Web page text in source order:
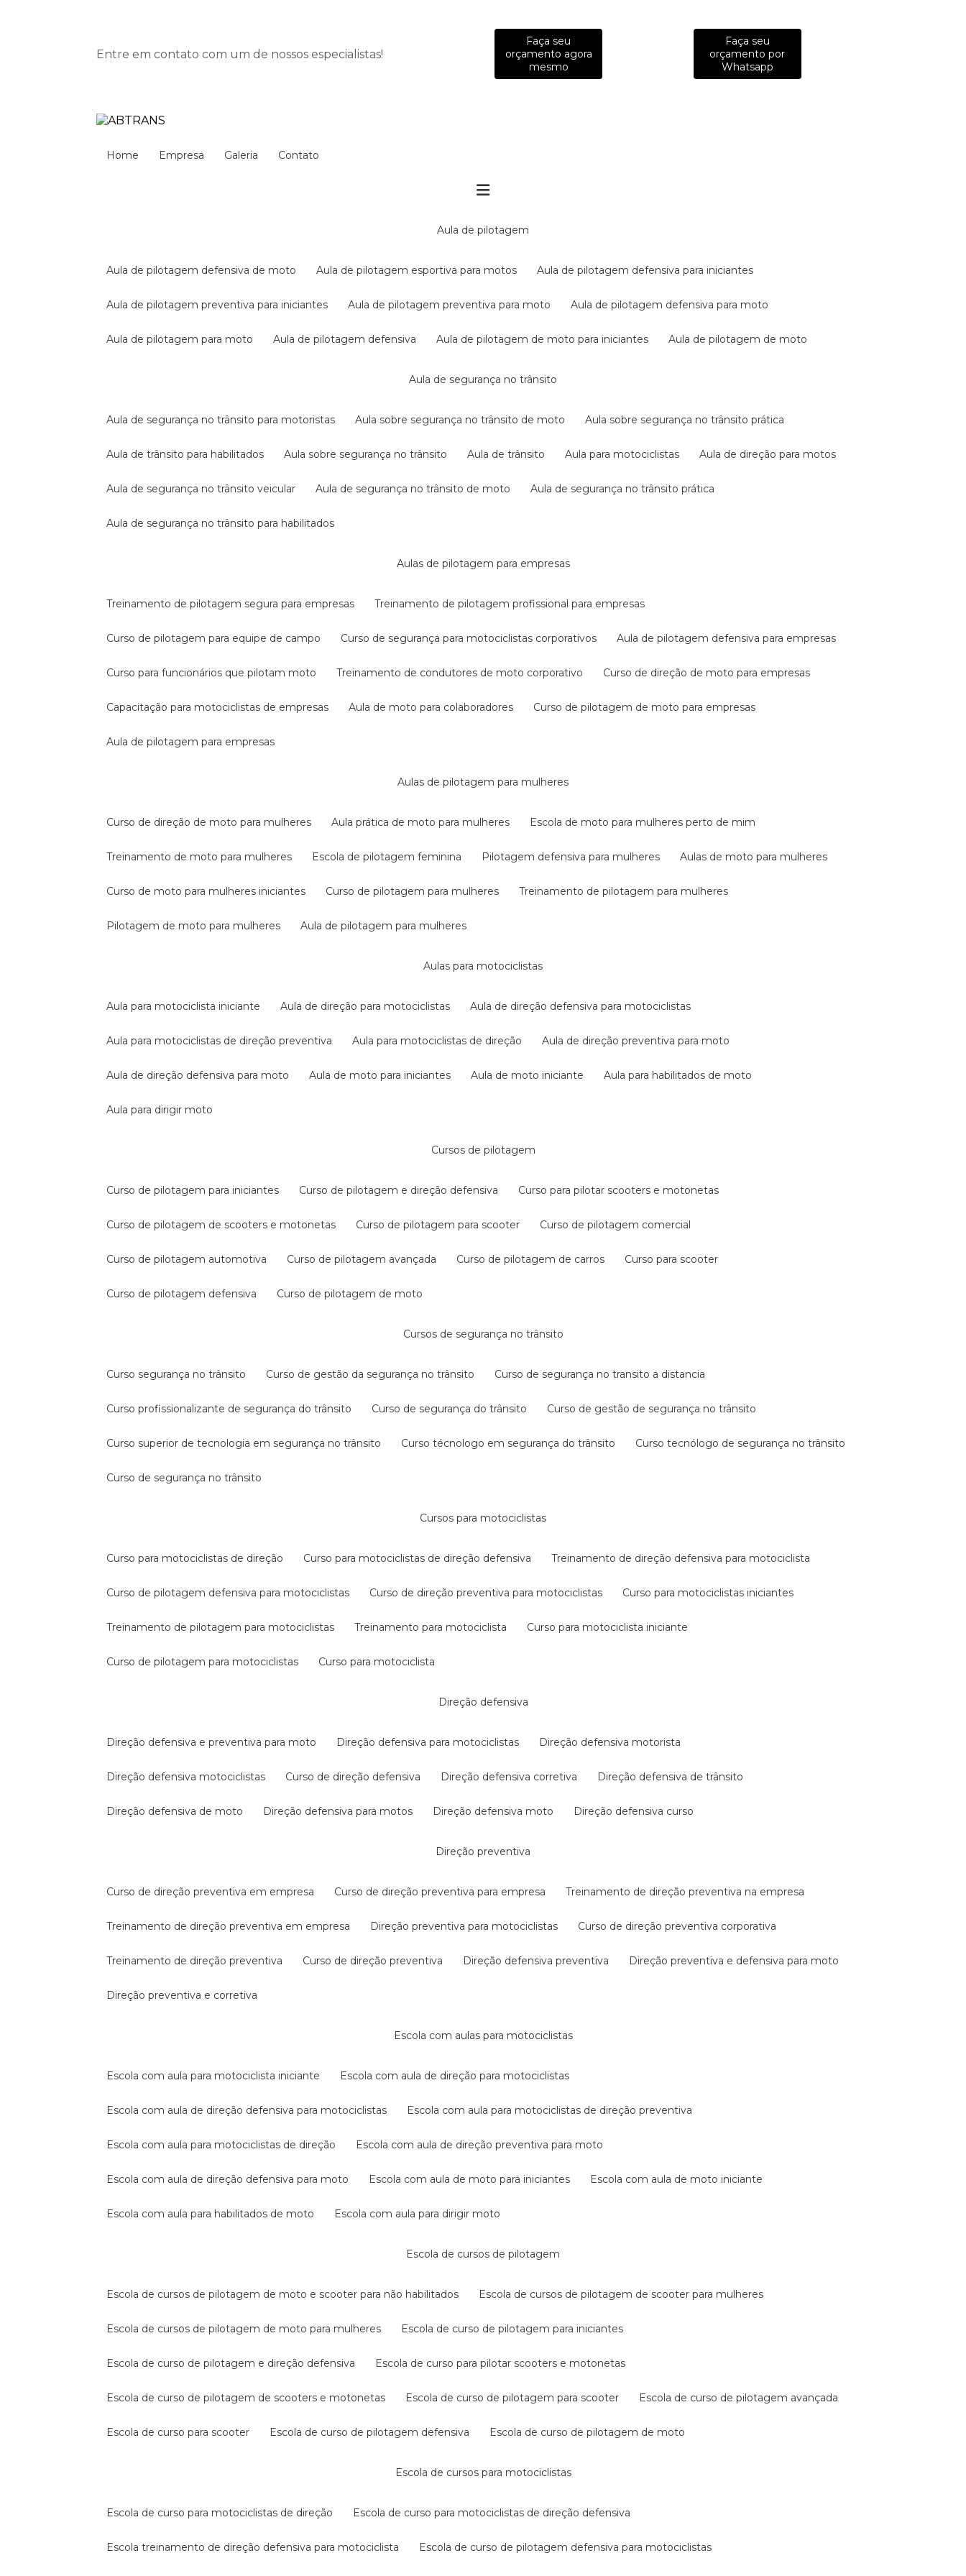
Entre em contato com um de nossos especialistas!
Faça seu
orçamento agora
mesmo
Faça seu
orçamento por
Whatsapp
Home Empresa Galeria Contato
aula de pilotagem
aula de pilotagem defensiva de moto aula de pilotagem esportiva para motos aula de pilotagem defensiva para iniciantes
aula de pilotagem preventiva para iniciantes aula de pilotagem preventiva para moto aula de pilotagem defensiva para moto
aula de pilotagem para moto aula de pilotagem defensiva aula de pilotagem de moto para iniciantes aula de pilotagem de moto
aula de segurança no trânsito
aula de segurança no trânsito para motoristas aula sobre segurança no trânsito de moto aula sobre segurança no trânsito prática
aula de trânsito para habilitados aula sobre segurança no trânsito aula de trânsito aula para motociclistas aula de direção para motos
aula de segurança no trânsito veicular aula de segurança no trânsito de moto aula de segurança no trânsito prática
aula de segurança no trânsito para habilitados
aulas de pilotagem para empresas
treinamento de pilotagem segura para empresas treinamento de pilotagem profissional para empresas
curso de pilotagem para equipe de campo curso de segurança para motociclistas corporativos aula de pilotagem defensiva para empresas
curso para funcionários que pilotam moto treinamento de condutores de moto corporativo curso de direção de moto para empresas
capacitação para motociclistas de empresas aula de moto para colaboradores curso de pilotagem de moto para empresas
aula de pilotagem para empresas
aulas de pilotagem para mulheres
curso de direção de moto para mulheres aula prática de moto para mulheres escola de moto para mulheres perto de mim
treinamento de moto para mulheres escola de pilotagem feminina pilotagem defensiva para mulheres aulas de moto para mulheres
curso de moto para mulheres iniciantes curso de pilotagem para mulheres treinamento de pilotagem para mulheres
pilotagem de moto para mulheres aula de pilotagem para mulheres
aulas para motociclistas
aula para motociclista iniciante aula de direção para motociclistas aula de direção defensiva para motociclistas
aula para motociclistas de direção preventiva aula para motociclistas de direção aula de direção preventiva para moto
aula de direção defensiva para moto aula de moto para iniciantes aula de moto iniciante aula para habilitados de moto
aula para dirigir moto
cursos de pilotagem
curso de pilotagem para iniciantes curso de pilotagem e direção defensiva curso para pilotar scooters e motonetas
curso de pilotagem de scooters e motonetas curso de pilotagem para scooter curso de pilotagem comercial
curso de pilotagem automotiva curso de pilotagem avançada curso de pilotagem de carros curso para scooter
curso de pilotagem defensiva curso de pilotagem de moto
cursos de segurança no trânsito
curso segurança no trânsito curso de gestão da segurança no trânsito curso de segurança no transito a distancia
curso profissionalizante de segurança do trânsito curso de segurança do trânsito curso de gestão de segurança no trânsito
curso superior de tecnologia em segurança no trânsito curso técnologo em segurança do trânsito curso tecnólogo de segurança no trânsito
curso de segurança no trânsito
cursos para motociclistas
curso para motociclistas de direção curso para motociclistas de direção defensiva treinamento de direção defensiva para motociclista
curso de pilotagem defensiva para motociclistas curso de direção preventiva para motociclistas curso para motociclistas iniciantes
treinamento de pilotagem para motociclistas treinamento para motociclista curso para motociclista iniciante
curso de pilotagem para motociclistas curso para motociclista
direção defensiva
direção defensiva e preventiva para moto direção defensiva para motociclistas direção defensiva motorista
direção defensiva motociclistas curso de direção defensiva direção defensiva corretiva direção defensiva de trânsito
direção defensiva de moto direção defensiva para motos direção defensiva moto direção defensiva curso
direção preventiva
curso de direção preventiva em empresa curso de direção preventiva para empresa treinamento de direção preventiva na empresa
treinamento de direção preventiva em empresa direção preventiva para motociclistas curso de direção preventiva corporativa
treinamento de direção preventiva curso de direção preventiva direção defensiva preventiva direção preventiva e defensiva para moto
direção preventiva e corretiva
escola com aulas para motociclistas
escola com aula para motociclista iniciante escola com aula de direção para motociclistas
escola com aula de direção defensiva para motociclistas escola com aula para motociclistas de direção preventiva
escola com aula para motociclistas de direção escola com aula de direção preventiva para moto
escola com aula de direção defensiva para moto escola com aula de moto para iniciantes escola com aula de moto iniciante
escola com aula para habilitados de moto escola com aula para dirigir moto
escola de cursos de pilotagem
escola de cursos de pilotagem de moto e scooter para não habilitados escola de cursos de pilotagem de scooter para mulheres
escola de cursos de pilotagem de moto para mulheres escola de curso de pilotagem para iniciantes
escola de curso de pilotagem e direção defensiva escola de curso para pilotar scooters e motonetas
escola de curso de pilotagem de scooters e motonetas escola de curso de pilotagem para scooter escola de curso de pilotagem avançada
escola de curso para scooter escola de curso de pilotagem defensiva escola de curso de pilotagem de moto
escola de cursos para motociclistas
escola de curso para motociclistas de direção escola de curso para motociclistas de direção defensiva
escola treinamento de direção defensiva para motociclista escola de curso de pilotagem defensiva para motociclistas